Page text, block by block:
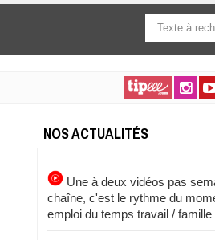
NOS ACTUALITÉS
Une à deux vidéos pas
chaîne, c'est le rythme du
emploi du temps travail /